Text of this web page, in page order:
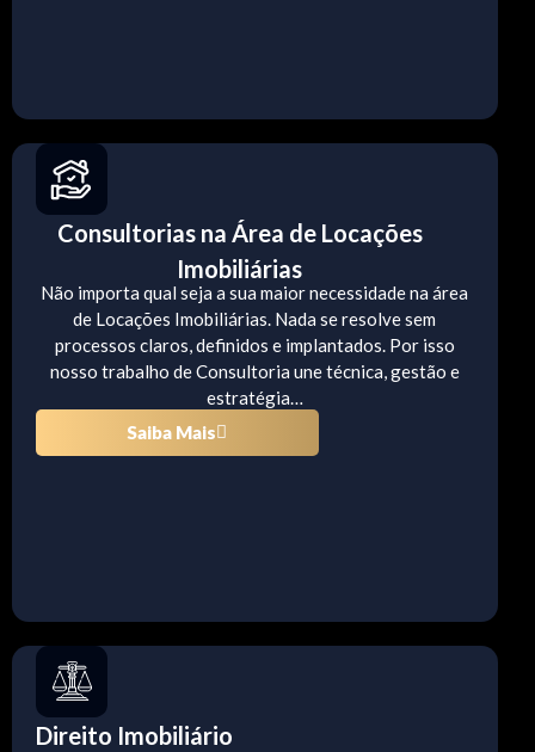
Consultorias na Área de Locações
Imobiliárias
Não importa qual seja a sua maior necessidade na área
de Locações Imobiliárias. Nada se resolve sem
processos claros, definidos e implantados. Por isso
nosso trabalho de Consultoria une técnica, gestão e
estratégia…
Saiba Mais
Direito Imobiliário